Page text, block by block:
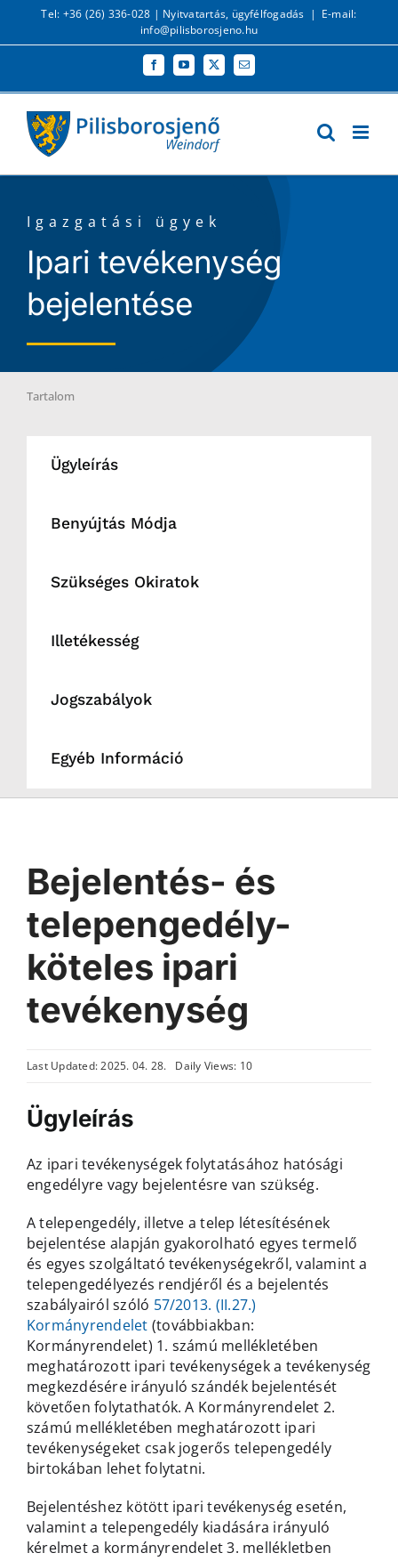
KihagyásTel: +36 (26) 336-028 | Nyitvatartás, ügyfélfogadás | E-mail:
info@pilisborosjeno.hu
FacebookYouTube
X Email:
Igazgatási ügyek
Ipari tevékenység
bejelentése
Tartalom
Ügyleírás
Benyújtás Módja
Szükséges Okiratok
Illetékesség
Jogszabályok
Egyéb Információ
Bejelentés- és
telepengedély-
köteles ipari
tevékenység
Last Updated: 2025. 04. 28. Daily Views: 10
Ügyleírás
Az ipari tevékenységek folytatásához hatósági
engedélyre vagy bejelentésre van szükség.
A telepengedély, illetve a telep létesítésének
bejelentése alapján gyakorolható egyes termelő
és egyes szolgáltató tevékenységekről, valamint a
telepengedélyezés rendjéről és a bejelentés
szabályairól szóló 57/2013. (II.27.)
Kormányrendelet (továbbiakban:
Kormányrendelet) 1. számú mellékletében
meghatározott ipari tevékenységek a tevékenység
megkezdésére irányuló szándék bejelentését
követően folytathatók. A Kormányrendelet 2.
számú mellékletében meghatározott ipari
tevékenységeket csak jogerős telepengedély
birtokában lehet folytatni.
Bejelentéshez kötött ipari tevékenység esetén,
valamint a telepengedély kiadására irányuló
kérelmet a kormányrendelet 3. mellékletben